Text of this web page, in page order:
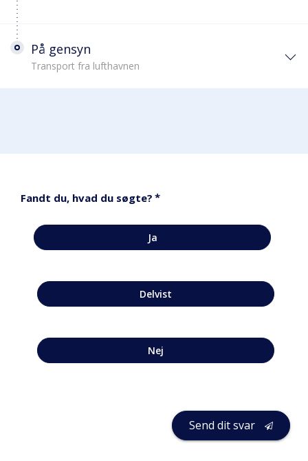
På gensyn
Transport fra lufthavnen
Fandt du, hvad du søgte? *
Ja
Delvist
Nej
Send dit svar